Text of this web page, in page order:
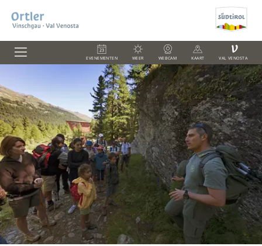
EVENEMENTEN WEER WEBCAM KAART
V
VAL VENOSTA